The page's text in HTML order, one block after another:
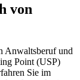
von
Anwaltsberuf und
Point (USP)
Sie im